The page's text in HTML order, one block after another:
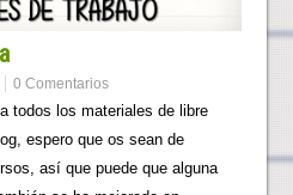
0 Comentarios
todos los materiales de libre
espero que os sean de
así que puede que alguna